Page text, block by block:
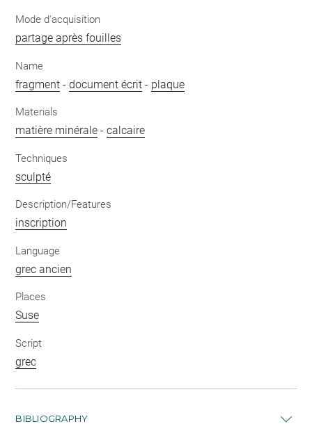
Mode d'acquisition
partage après fouilles
Name
fragment -document écrit - plaque
Materials
matière minérale -calcaire
Techniques
sculpté
Description/Features
inscription
Language
grec ancien
Places
Suse
Script
grec
BIBLIOGRAPHY